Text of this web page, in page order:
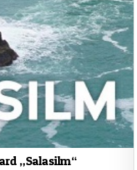
„Salasilm“